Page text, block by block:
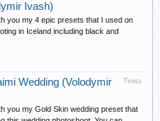
Ivash)
you my 4 epic presets that I used on
in Iceland including black and
Тема
Wedding (Volodymir
you my Gold Skin wedding preset that